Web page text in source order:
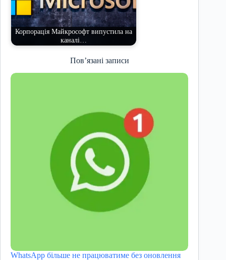
Корпорація Майкрософт випустила на
каналі…
Пов’язані записи
WhatsApp більше не працюватиме без оновлення